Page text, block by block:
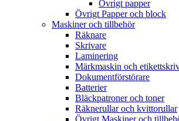
Övrigt papper
Övrigt Papper och block
Maskiner och tillbehör
Räknare
Skrivare
Laminering
Märkmaskin och
Dokumentförstörare
Batterier
Bläckpatroner och toner
Räknerullar och kvittorullar
Övrigt Maskiner och